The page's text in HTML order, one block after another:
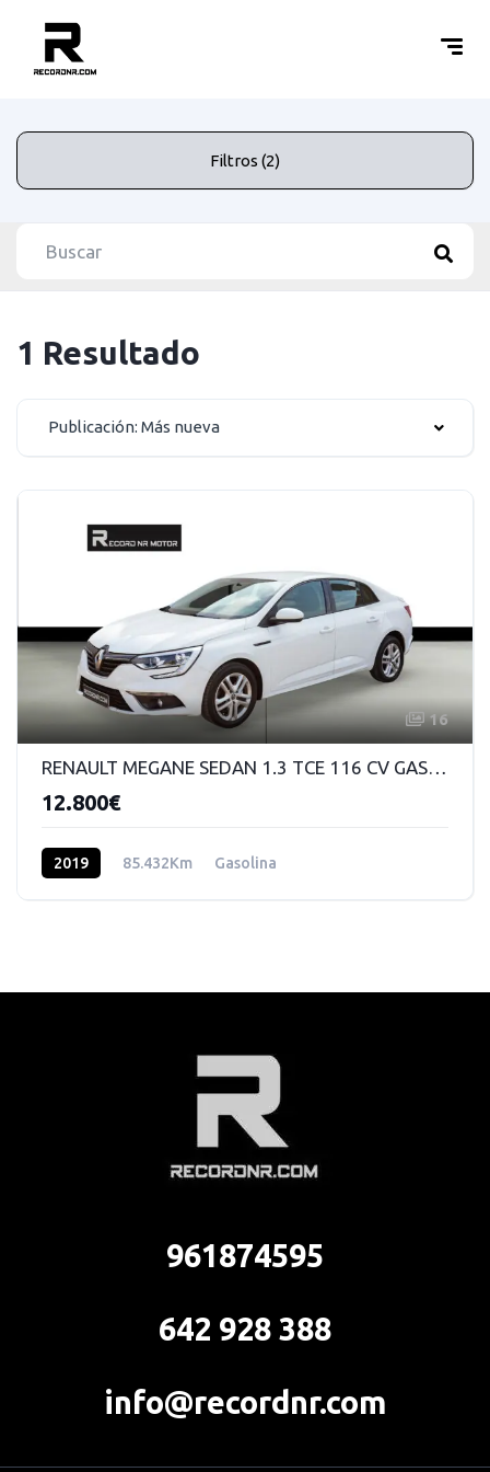
Filtros (2)
1 Resultado
Publicación: Más nueva
16
RENAULT MEGANE SEDAN 1.3 TCE 116 CV GASOLINA MANUAL 6VEL
12.800€
2019 85.432Km Gasolina
961874595
642 928 388
info@recordnr.com